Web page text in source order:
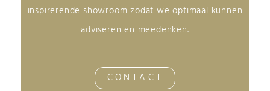
inspirerende showroom zodat we optimaal kunnen
adviseren en meedenken.
CONTACT